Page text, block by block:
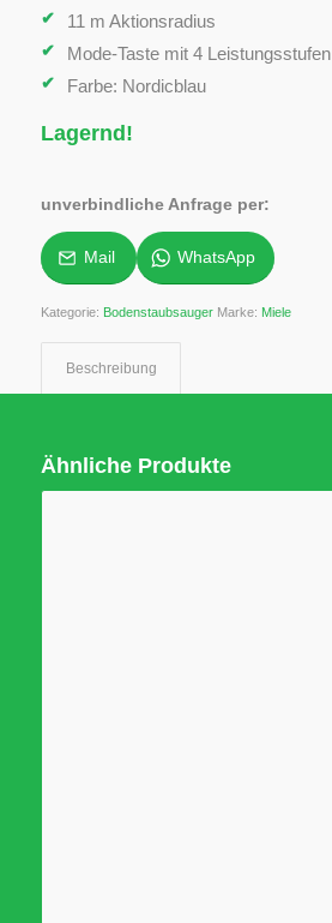
11 m Aktionsradius
Mode-Taste mit 4 Leistungsstufen
Farbe: Nordicblau
Lagernd!
unverbindliche Anfrage per:
Mail WhatsApp
Kategorie: Bodenstaubsauger Marke: Miele
Beschreibung
Ähnliche Produkte